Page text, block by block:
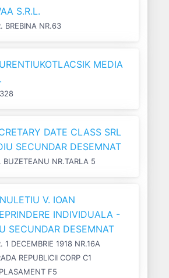
S.R.L.
BREBINA NR.63
MEDIA
DATE CLASS SRL
SECUNDAR DESEMNAT
BUZETEANU NR.TARLA 5
V. IOAN
INDIVIDUALA -
SECUNDAR DESEMNAT
1 DECEMBRIE 1918 NR.16A
REPUBLICII CORP C1
F5